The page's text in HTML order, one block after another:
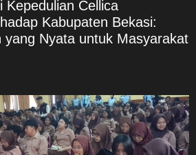
Kepedulian Cellica
Kabupaten Bekasi:
yang Nyata untuk Masyarakat